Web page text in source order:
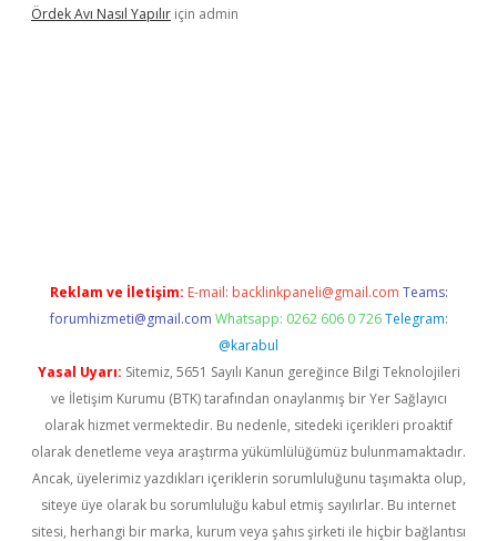
Ördek Avı Nasıl Yapılır için admin
Reklam ve İletişim: E-mail: backlinkpaneli@gmail.com Teams:
forumhizmeti@gmail.com Whatsapp: 0262 606 0 726 Telegram:
@karabul
Yasal Uyarı: Sitemiz, 5651 Sayılı Kanun gereğince Bilgi Teknolojileri
ve İletişim Kurumu (BTK) tarafından onaylanmış bir Yer Sağlayıcı
olarak hizmet vermektedir. Bu nedenle, sitedeki içerikleri proaktif
olarak denetleme veya araştırma yükümlülüğümüz bulunmamaktadır.
Ancak, üyelerimiz yazdıkları içeriklerin sorumluluğunu taşımakta olup,
siteye üye olarak bu sorumluluğu kabul etmiş sayılırlar. Bu internet
sitesi, herhangi bir marka, kurum veya şahıs şirketi ile hiçbir bağlantısı